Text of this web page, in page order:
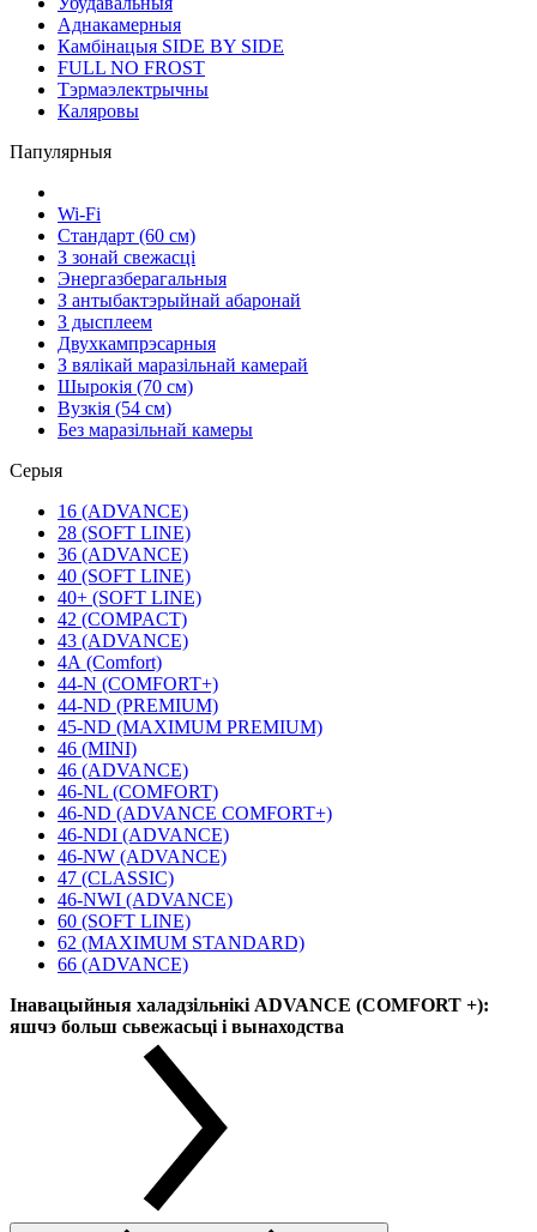
Аднакамерныя
Камбінацыя SIDE BY SIDE
FULL NO FROST
Тэрмаэлектрычны
Каляровы
Папулярныя
Wi-Fi
Стандарт (60 см)
З зонай свежасці
Энергазберагальныя
З антыбактэрыйнай абаронай
З дысплеем
Двухкампрэсарныя
З вялікай маразільнай камерай
Шырокія (70 см)
Вузкія (54 см)
Без маразільнай камеры
Серыя
16 (ADVANCE)
28 (SOFT LINE)
36 (ADVANCE)
40 (SOFT LINE)
40+ (SOFT LINE)
42 (COMPACT)
43 (ADVANCE)
4А (Comfort)
44-N (COMFORT+)
44-ND (PREMIUM)
45-ND (MAXIMUM PREMIUM)
46 (MINI)
46 (ADVANCE)
46-NL (COMFORT)
46-ND (ADVANCE COMFORT+)
46-NDI (ADVANCE)
46-NW (ADVANCE)
47 (CLASSIC)
46-NWI (ADVANCE)
60 (SOFT LINE)
62 (MAXIMUM STANDARD)
66 (ADVANCE)
Інавацыйныя халадзільнікі ADVANCE (COMFORT +):
яшчэ больш сьвежасьці і вынаходства